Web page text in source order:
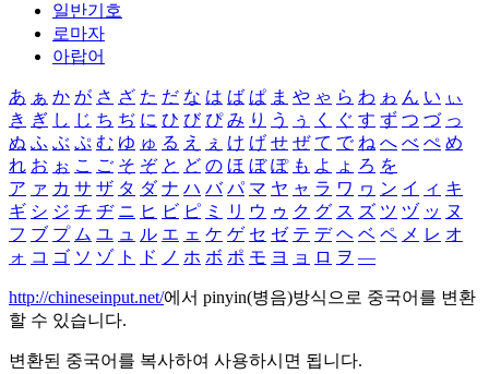
일반기호
로마자
아랍어
あ ぁ か が さ ざ た だ な は ば ぱ ま や ゃ ら わ ゎ ん い ぃ
き ぎ し じ ち ぢ に ひ び ぴ み り う ぅ く ぐ す ず つ づ っ
ぬ ふ ぶ ぷ む ゆ ゅ る え ぇ け げ せ ぜ て で ね へ べ ぺ め
れ お ぉ こ ご そ ぞ と ど の ほ ぼ ぽ も よ ょ ろ を
ア ァ カ サ ザ タ ダ ナ ハ バ パ マ ヤ ャ ラ ワ ヮ ン イ ィ キ
ギ シ ジ チ ヂ ニ ヒ ビ ピ ミ リ ウ ゥ ク グ ス ズ ツ ヅ ッ ヌ
フ ブ プ ム ユ ュ ル エ ェ ケ ゲ セ ゼ テ デ ヘ ベ ペ メ レ オ
ォ コ ゴ ソ ゾ ト ド ノ ホ ボ ポ モ ヨ ョ ロ ヲ ―
http://chineseinput.net/에서 pinyin(병음)방식으로 중국어를 변환
할 수 있습니다.
변환된 중국어를 복사하여 사용하시면 됩니다.